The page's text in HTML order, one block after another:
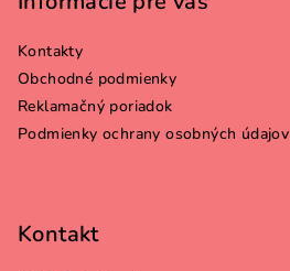
Kontakty
Obchodné podmienky
Reklamačný poriadok
Podmienky ochrany osobných údajov
Kontakt